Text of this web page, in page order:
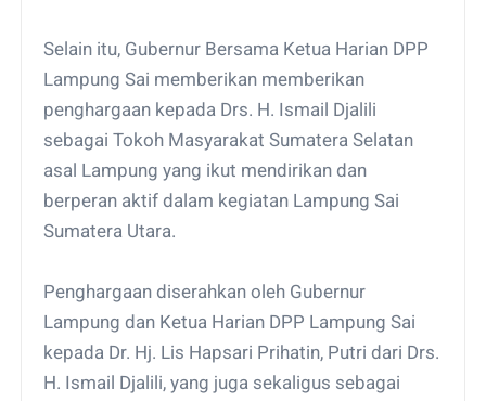
Selain itu, Gubernur Bersama Ketua Harian DPP
Lampung Sai memberikan memberikan
penghargaan kepada Drs. H. Ismail Djalili
sebagai Tokoh Masyarakat Sumatera Selatan
asal Lampung yang ikut mendirikan dan
berperan aktif dalam kegiatan Lampung Sai
Sumatera Utara.
Penghargaan diserahkan oleh Gubernur
Lampung dan Ketua Harian DPP Lampung Sai
kepada Dr. Hj. Lis Hapsari Prihatin, Putri dari Drs.
H. Ismail Djalili, yang juga sekaligus sebagai